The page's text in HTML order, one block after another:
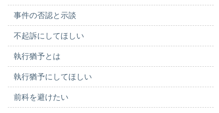
事件の否認と示談
不起訴にしてほしい
執行猶予とは
執行猶予にしてほしい
前科を避けたい